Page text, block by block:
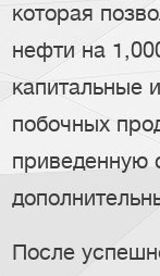
которая
нефти на
капитальные
побочных
приведенную
После